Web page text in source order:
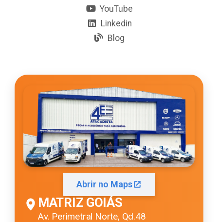
YouTube
Linkedin
Blog
Abrir no Maps
MATRIZ GOIÁS
Av. Perimetral Norte, Qd.48